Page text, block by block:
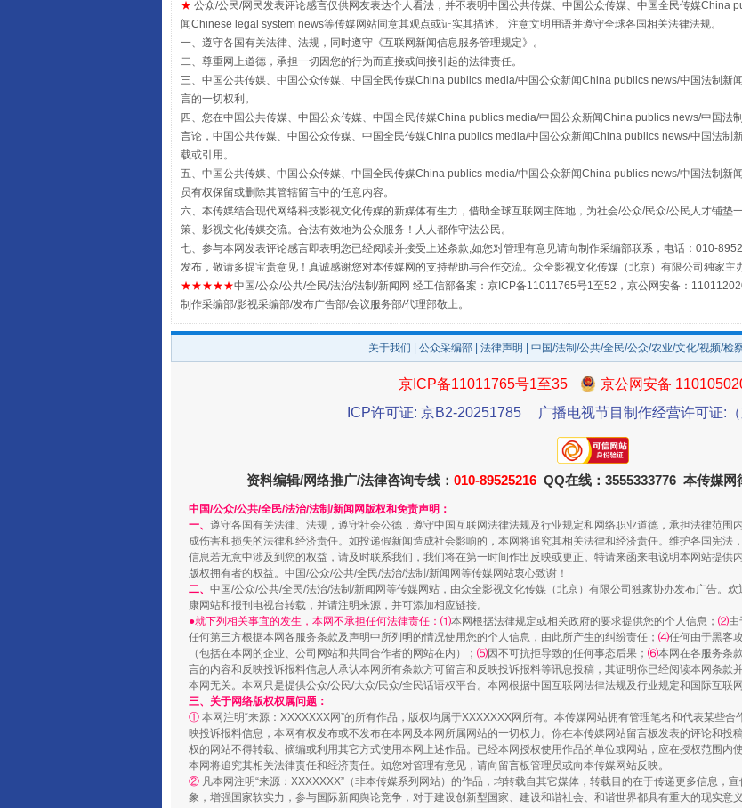
全民健身五年计划来了！等你上场
国家大学科技园优化重塑工作 镜头丨大暑三秋近
★ 公众/公民/网民发表评论感言仅供网友表达个人看法，并不表明中国公共传媒、中国公众传媒、中国全民传媒China
闻Chinese legal system news等传媒网站同意其观点或证实其描述。 注意文明用语并遵守全球各国相关法律法规。
一、遵守各国有关法律、法规，同时遵守《互联网新闻信息服务管理规定》。
二、尊重网上道德，承担一切因您的行为而直接或间接引起的法律责任。
三、中国公共传媒、中国公众传媒、中国全民传媒China publics media/中国公众新闻China publics news/中国法制新
言的一切权利。
四、您在中国公共传媒、中国公众传媒、中国全民传媒China publics media/中国公众新闻China publics news/中国法
言论，中国公共传媒、中国公众传媒、中国全民传媒China publics media/中国公众新闻China publics news/中国法制
载或引用。
五、中国公共传媒、中国公众传媒、中国全民传媒China publics media/中国公众新闻China publics news/中国法制新
员有权保留或删除其管辖留言中的任意内容。
六、本传媒结合现代网络科技影视文化传媒的新媒体有生力，借助全球互联网主阵地，为社会/公众/民众/公民人才铺垫
策、影视文化传媒交流。合法有效地为公众服务！人人都作守法公民。
七、参与本网发表评论感言即表明您已经阅读并接受上述条款,如您对管理有意见请向制作采编部联系，电话：010-
发布，敬请多提宝贵意见！真诚感谢您对本传媒网的支持帮助与合作交流。众全影视文化传媒（北京）有限公司独家主
★★★★★中国/公众/公共/全民/法治/法制/新闻网 经工信部备案：京ICP备11011765号1至52，京公网安备：
制作采编部/影视采编部/发布广告部/会议服务部/代理部敬上。
关于我们 公众采编部 法律声明 | 中国/法制/公共/全民/公众/农业/文化/视频/检
京ICP备11011765号1至35
京公网安备
ICP许可证: 京B2-20251785
广播电视节目制作经营许可证:
资料编辑/网络推广/法律咨询专线： 010-89525216 QQ在线：3555333776 本传媒网
中国/公众/公共/全民/法治/法制/新闻网版权和免责声明：
一、 遵守各国有关法律、法规，遵守社会公德，遵守中国互联网法律法规及行业规定和网络职业道德，承担法律范围
成伤害和损失的法律和经济责任。如投递假新闻造成社会影响的，本网将追究其相关法律和经济责任。维护各国宪法
信息若无意中涉及到您的权益，请及时联系我们，我们将在第一时间作出反映或更正。特请来函来电说明本网站提供
版权拥有者的权益。中国/公众/公共/全民/法治/法制/新闻网等传媒网站衷心致谢！
二、 中国/公众/公共/全民/法治/法制/新闻网等传媒网站，由众全影视文化传媒（北京）有限公司独家协办发布广告。
康网站和报刊电视台转载，并请注明来源，并可添加相应链接。
●就下列相关事宜的发生，本网不承担任何法律责任：⑴本网根据法律规定或相关政府的要求提供您的个人信息； ⑵由
任何第三方根据本网各服务条款及声明中所列明的情况使用您的个人信息，由此所产生的纠纷责任； ⑷任何由于黑客
（包括在本网的企业、公司网站和共同合作者的网站在内）； ⑸因不可抗拒导致的任何事态后果； ⑹本网在各服务条
言的内容和反映投诉报料信息人承认本网所有条款方可留言和反映投诉报料等讯息投稿，其证明你已经阅读本网条款
本网无关。本网只是提供公众/公民/大众/民众/全民话语权平台。本网根据中国互联网法律法规及行业规定和国际互联
三、关于网络版权权属问题：
① 本网注明“来源：XXXXXXX网”的所有作品，版权均属于XXXXXXX网所有。本传媒网站拥有管理笔名和代表某些
映投诉报料信息，本网有权发布或不发布在本网及本网所属网站的一切权力。你在本传媒网站留言板发表的评论和投
权的网站不得转载、摘编或利用其它方式使用本网上述作品。已经本网授权使用作品的单位或网站，应在授权范围内
本网将追究其相关法律责任和经济责任。如您对管理有意见，请向留言板管理员或向本传媒网站反映。
② 凡本网注明“来源：XXXXXXX”（非本传媒系列网站）的作品，均转载自其它媒体，转载目的在于传递更多信息，
象，增强国家软实力，参与国际新闻舆论竞争，对于建设创新型国家、建设和谐社会、和谐世界都具有重大的现实意